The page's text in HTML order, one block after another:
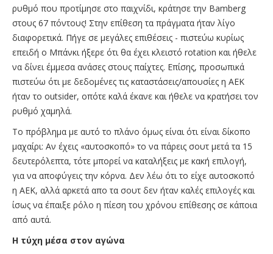
ρυθμό που προτίμησε στο παιχνίδι, κράτησε την Bamberg
στους 67 πόντους! Στην επίθεση τα πράγματα ήταν λίγο
διαφορετικά. Πήγε σε μεγάλες επιθέσεις - πιστεύω κυρίως
επειδή ο Μπάνκι ήξερε ότι θα έχει κλειστό rotation και ήθελε
να δίνει έμμεσα ανάσες στους παίχτες. Επίσης, προσωπικά
πιστεύω ότι με δεδομένες τις καταστάσεις/απουσίες η ΑΕΚ
ήταν το outsider, οπότε καλά έκανε και ήθελε να κρατήσει τον
ρυθμό χαμηλά.
Το πρόβλημα με αυτό το πλάνο όμως είναι ότι είναι δίκοπο
μαχαίρι: Αν έχεις «αυτοσκοπό» το να πάρεις σουτ μετά τα 15
δευτερόλεπτα, τότε μπορεί να καταλήξεις με κακή επιλογή,
για να αποφύγεις την κόρνα. Δεν λέω ότι το είχε αυτοσκοπό
η ΑΕΚ, αλλά αρκετά απο τα σουτ δεν ήταν καλές επιλογές και
ίσως να έπαιξε ρόλο η πίεση του χρόνου επίθεσης σε κάποια
από αυτά.
Η τύχη μέσα στον αγώνα